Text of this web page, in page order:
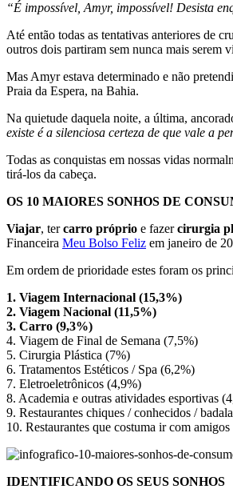
“É impossível, Amyr, impossível! Desista
Até então todas as tentativas anteriores de
outros dois partiram sem nunca mais serem
Mas Amyr estava determinado e não
Praia da Espera, na Bahia.
Na quietude daquela noite, a última,
existe é a silenciosa certeza de que vale a
Todas as conquistas em nossas vidas
tirá-los da cabeça.
OS 10 MAIORES SONHOS DE
Viajar, tercarro próprio e fazercirurgia
Financeira Meu Bolso Feliz em janeiro de
Em ordem de prioridade estes foram os
1. Viagem Internacional (15,3%)
2. Viagem Nacional (11,5%)
3. Carro (9,3%)
4. Viagem de Final de Semana (7,5%)
5. Cirurgia Plástica (7%)
6. Tratamentos Estéticos / Spa (6,2%)
7. Eletroeletrônicos (4,9%)
8. Academia e outras atividades esportivas
9. Restaurantes chiques / conhecidos /
10. Restaurantes que costuma ir com
IDENTIFICANDO OS SEUS SONHOS